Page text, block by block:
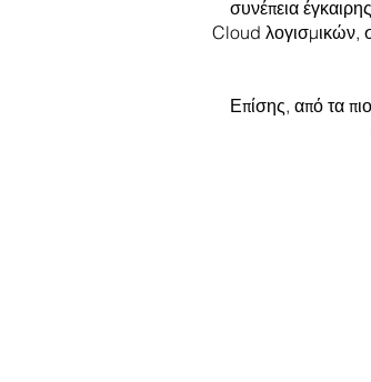
συνέπεια
Cloud λογισμικών,
Επίσης, από τα